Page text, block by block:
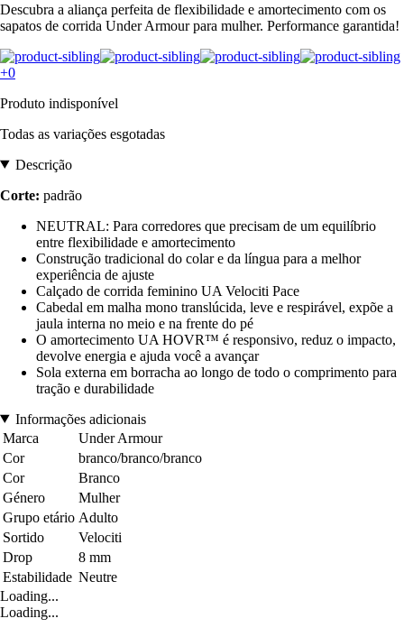
Descubra a aliança perfeita de flexibilidade e amortecimento com os
sapatos de corrida Under Armour para mulher. Performance garantida!
+0
Produto indisponível
Todas as variações esgotadas
Descrição
Corte: padrão
NEUTRAL: Para corredores que precisam de um equilíbrio
entre flexibilidade e amortecimento
Construção tradicional do colar e da língua para a melhor
experiência de ajuste
Calçado de corrida feminino UA Velociti Pace
Cabedal em malha mono translúcida, leve e respirável, expõe a
jaula interna no meio e na frente do pé
O amortecimento UA HOVR™ é responsivo, reduz o impacto,
devolve energia e ajuda você a avançar
Sola externa em borracha ao longo de todo o comprimento para
tração e durabilidade
Informações adicionais
Marca
Under Armour
Cor
branco/branco/branco
Cor
Branco
Género
Mulher
Grupo etário Adulto
Sortido
Velociti
Drop
8 mm
Estabilidade Neutre
Loading...
Loading...